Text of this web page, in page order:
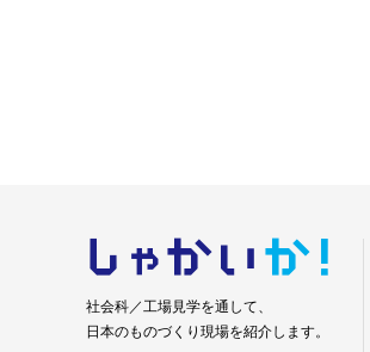
しゃかい か！
社会科／工場見学を通して、
日本のものづくり現場を紹介します。